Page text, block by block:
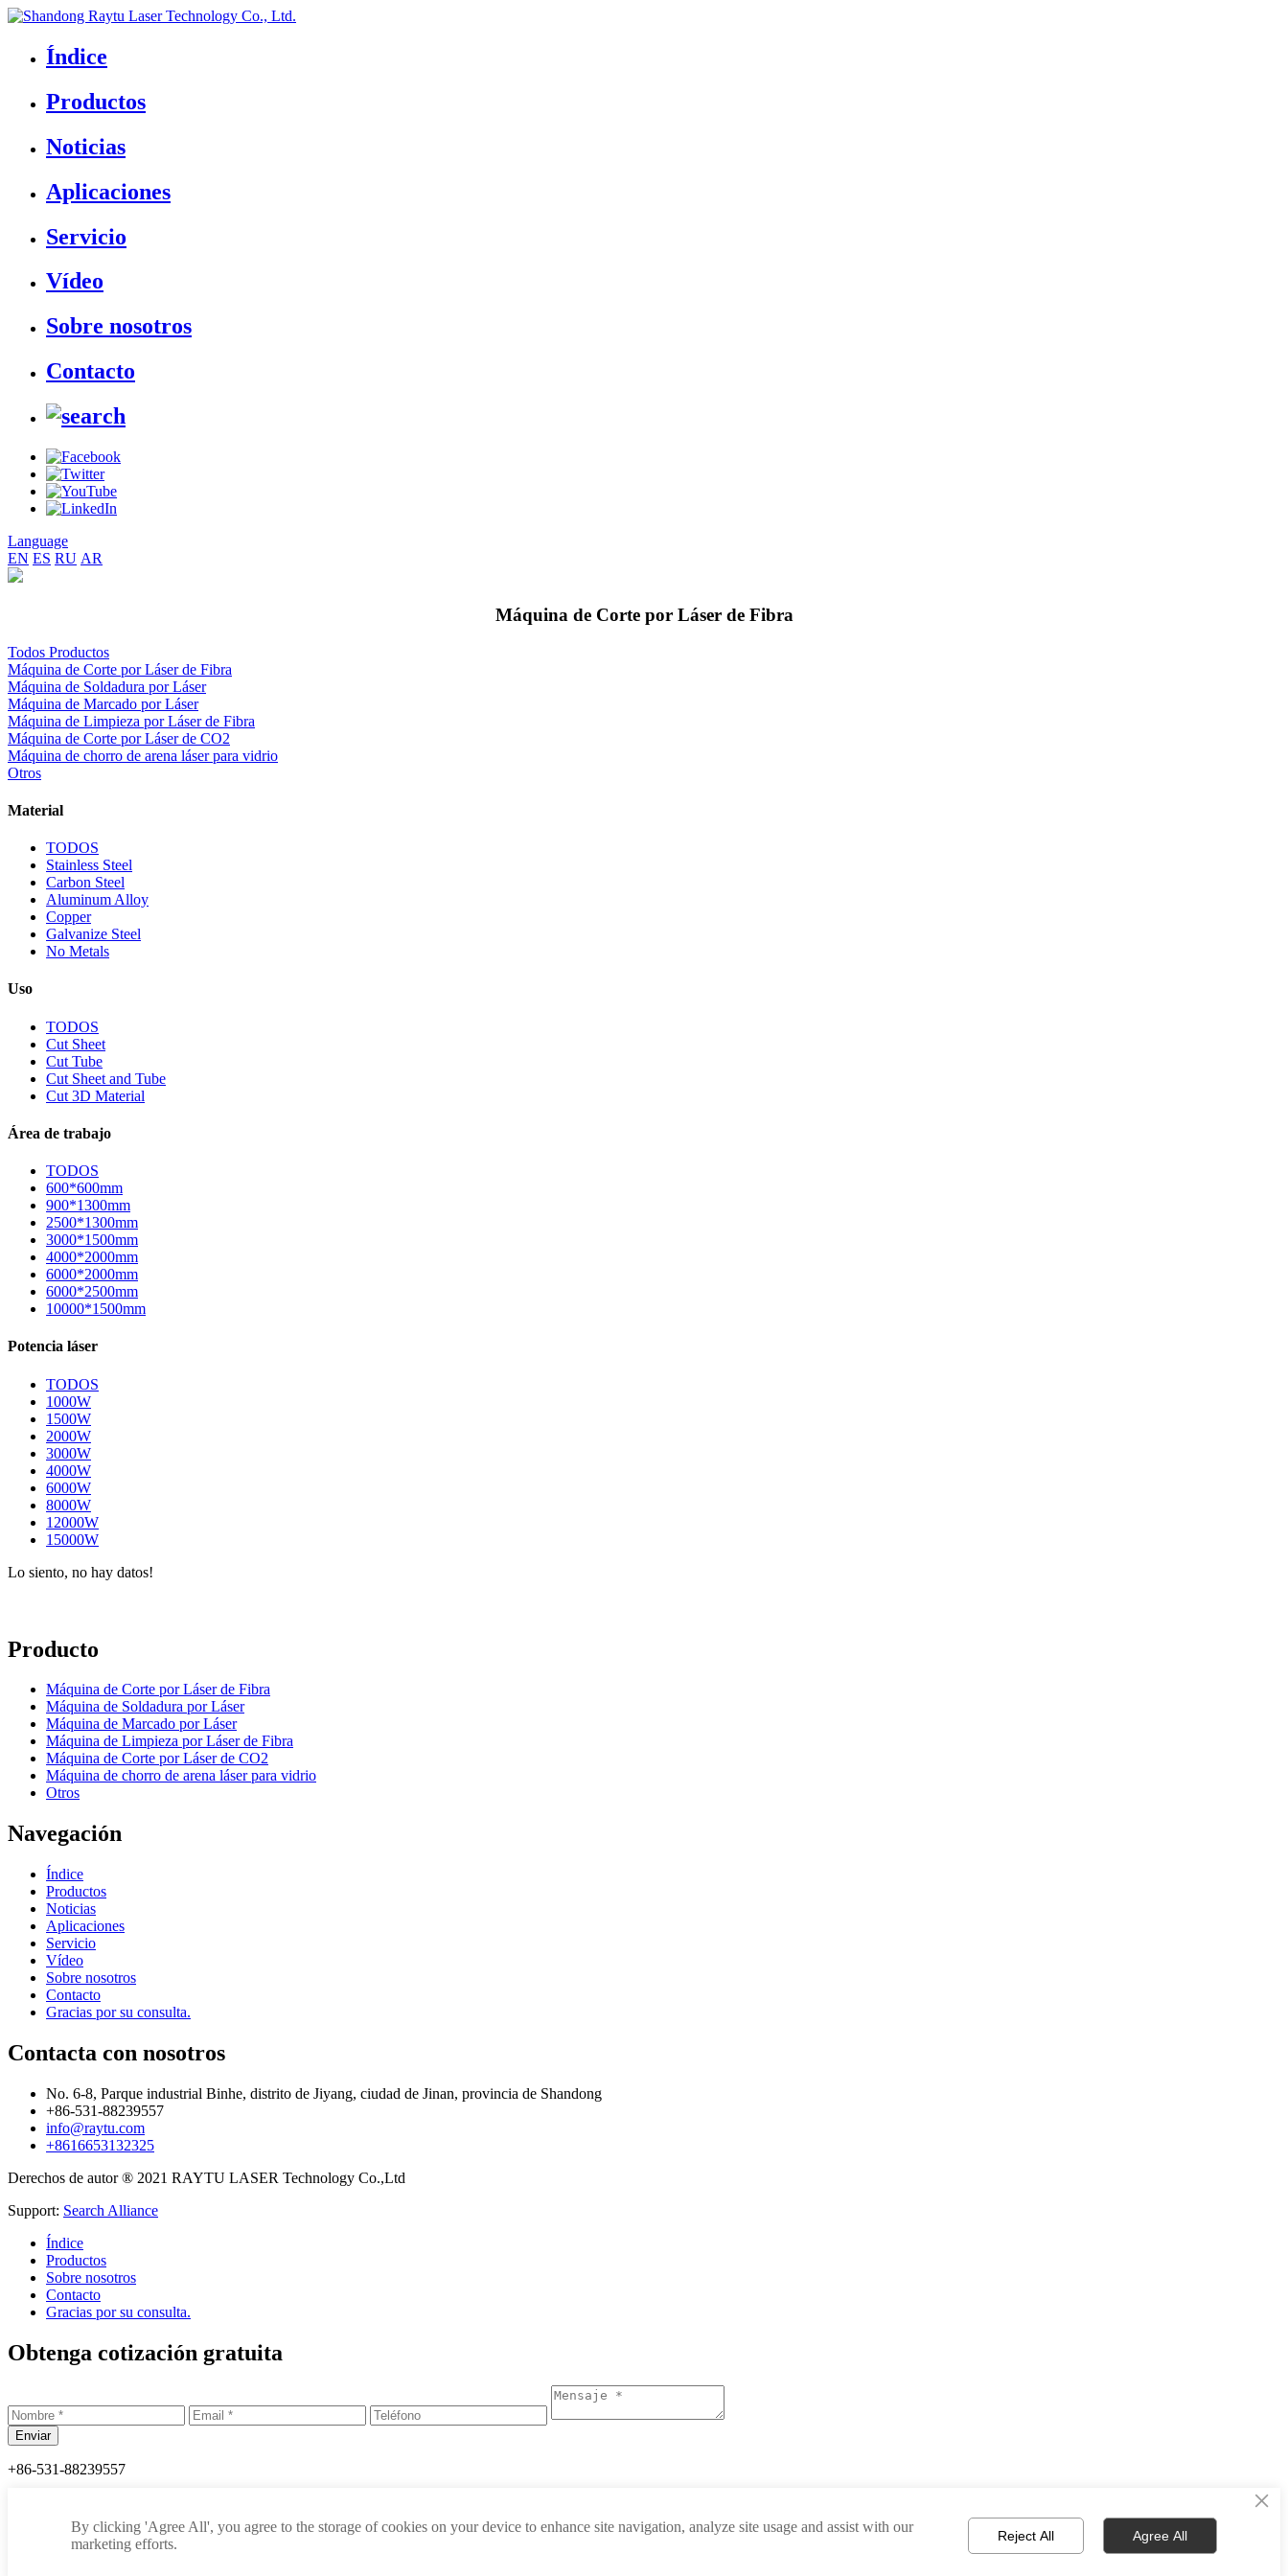
Índice
Productos
Noticias
Aplicaciones
Servicio
Vídeo
Sobre nosotros
Contacto
Language
EN ES RU AR
Máquina de Corte por Láser de Fibra
Todos Productos
Máquina de Corte por Láser de Fibra
Máquina de Soldadura por Láser
Máquina de Marcado por Láser
Máquina de Limpieza por Láser de Fibra
Máquina de Corte por Láser de CO2
Máquina de chorro de arena láser para vidrio
Otros
Material
TODOS
Stainless Steel
Carbon Steel
Aluminum Alloy
Copper
Galvanize Steel
No Metals
Uso
TODOS
Cut Sheet
Cut Tube
Cut Sheet and Tube
Cut 3D Material
Área de trabajo
TODOS
600*600mm
900*1300mm
2500*1300mm
3000*1500mm
4000*2000mm
6000*2000mm
6000*2500mm
10000*1500mm
Potencia láser
TODOS
1000W
1500W
2000W
3000W
4000W
6000W
8000W
12000W
15000W
Lo siento, no hay datos!
Producto
Máquina de Corte por Láser de Fibra
Máquina de Soldadura por Láser
Máquina de Marcado por Láser
Máquina de Limpieza por Láser de Fibra
Máquina de Corte por Láser de CO2
Máquina de chorro de arena láser para vidrio
Otros
Navegación
Índice
Productos
Noticias
Aplicaciones
Servicio
Vídeo
Sobre nosotros
Contacto
Gracias por su consulta.
Contacta con nosotros
No. 6-8, Parque industrial Binhe, distrito de Jiyang, ciudad de Jinan, provincia de Shandong
+86-531-88239557
info@raytu.com
+8616653132325
Derechos de autor ® 2021 RAYTU LASER Technology Co.,Ltd
Support: Search Alliance
Índice
Productos
Sobre nosotros
Contacto
Gracias por su consulta.
Obtenga cotización gratuita
+86-531-88239557
+8616653132325
×
By clicking 'Agree All', you agree to the storage of cookies on your device to enhance site navigation, analyze site usage and assist with our
marketing efforts.
Reject All Agree All